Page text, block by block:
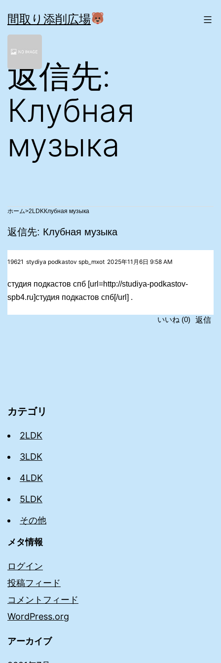
ン
テ
ン
間取り添削広場
返信先:
Клубная
музыка
>2LDKКлубная музыка
返信先: Клубная музыка
19621 stydiya podkastov spb_mxot 2025年11月6日 9:58 AM
студия подкастов спб [url=http://studiya-podkastov-
spb4.ru]студия подкастов спб[/url] .
返信
いいね (0)
カテゴリ
2LDK
3LDK
4LDK
5LDK
その他
メタ情報
ログイン
投稿フィード
コメントフィード
WordPress.org
アーカイブ